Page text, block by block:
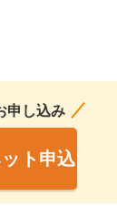
申し込み
ト申込